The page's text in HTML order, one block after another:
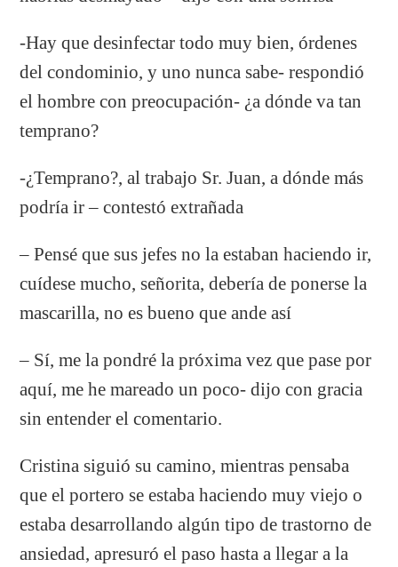
-Hay que desinfectar todo muy bien, órdenes
del condominio, y uno nunca sabe- respondió
el hombre con preocupación- ¿a dónde va tan
temprano?
-¿Temprano?, al trabajo Sr. Juan, a dónde más
podría ir – contestó extrañada
– Pensé que sus jefes no la estaban haciendo ir,
cuídese mucho, señorita, debería de ponerse la
mascarilla, no es bueno que ande así
– Sí, me la pondré la próxima vez que pase por
aquí, me he mareado un poco- dijo con gracia
sin entender el comentario.
Cristina siguió su camino, mientras pensaba
que el portero se estaba haciendo muy viejo o
estaba desarrollando algún tipo de trastorno de
ansiedad, apresuró el paso hasta a llegar a la